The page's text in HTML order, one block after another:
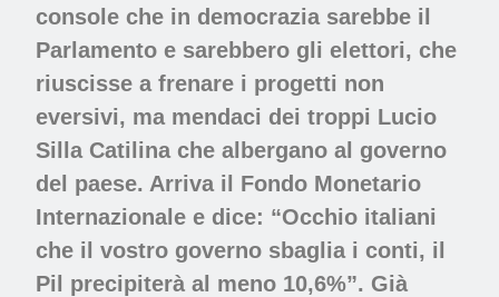
console che in democrazia sarebbe il
Parlamento e sarebbero gli elettori, che
riuscisse a frenare i progetti non
eversivi, ma mendaci dei troppi Lucio
Silla Catilina che albergano al governo
del paese. Arriva il Fondo Monetario
Internazionale e dice: “Occhio italiani
che il vostro governo sbaglia i conti, il
Pil precipiterà al meno 10,6%”. Già